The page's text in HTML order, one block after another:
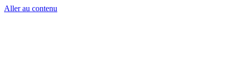
Aller au contenu